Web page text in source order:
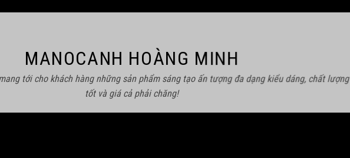
MANOCANH HOÀNG MINH
tới cho khách hàng những sản phẩm sáng tạo ấn tượng đa dạng kiểu dáng, chất lượng
tốt và giá cả phải chăng!